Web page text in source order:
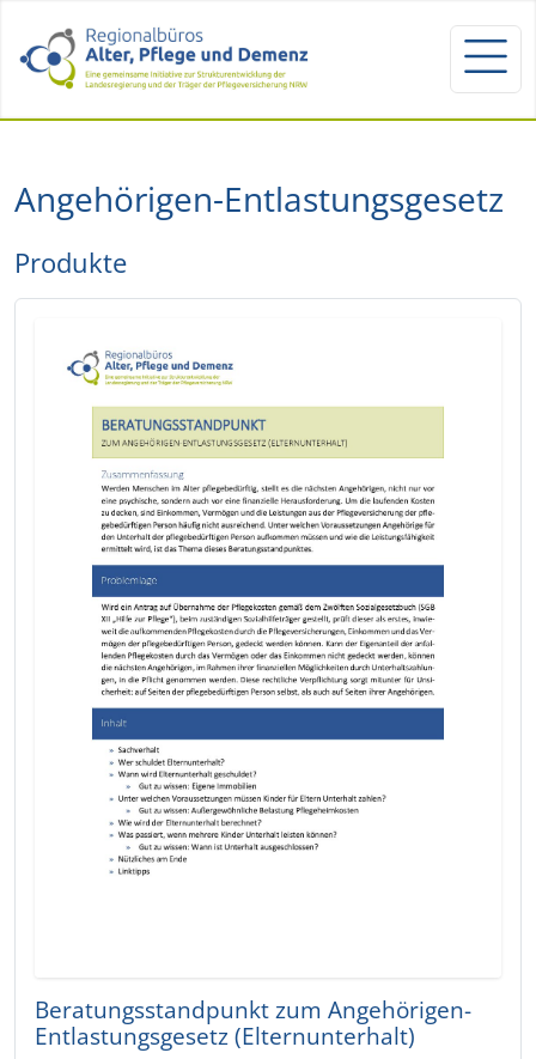
Angehörigen-Entlastungsgesetz
Produkte
Beratungsstandpunkt zum Angehörigen-
Entlastungsgesetz (Elternunterhalt)